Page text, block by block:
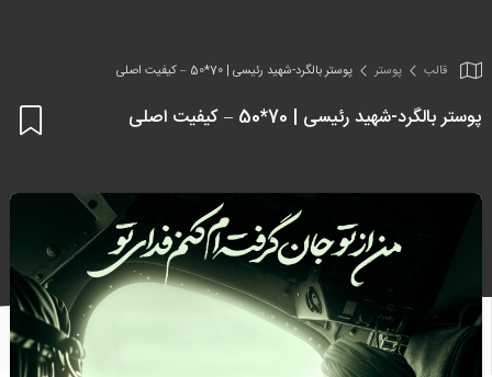
قالب پوستر پوستر بالگرد-شهید رئیسی | 70*50 – کیفیت اصلی
پوستر بالگرد-شهید رئیسی | 70*50 – کیفیت اصلی